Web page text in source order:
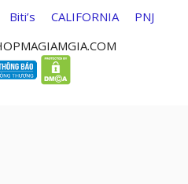
Biti’s CALIFORNIA
PNJ